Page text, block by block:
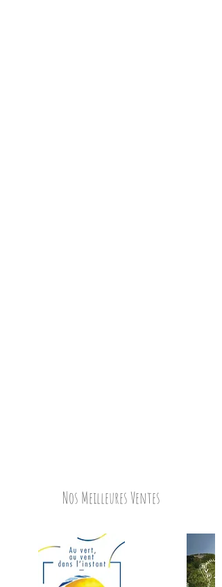
Nos Meilleures Ventes